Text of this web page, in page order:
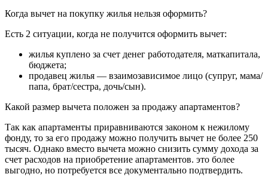
Когда вычет на покупку жилья нельзя оформить?
Есть 2 ситуации, когда не получится оформить вычет:
жилья куплено за счет денег работодателя, маткапитала,
бюджета;
продавец жилья — взаимозависимое лицо (супруг, мама/
папа, брат/сестра, дочь/сын).
Какой размер вычета положен за продажу апартаментов?
Так как апартаменты приравниваются законом к нежилому
фонду, то за его продажу можно получить вычет не более 250
тысяч. Однако вместо вычета можно снизить сумму дохода за
счет расходов на приобретение апартаментов. это более
выгодно, но потребуется все документально подтвердить.